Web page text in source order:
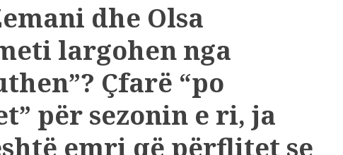
dhe Olsa
largohen nga
Çfarë “po
për sezonin e ri, ja
emri që përflitet se